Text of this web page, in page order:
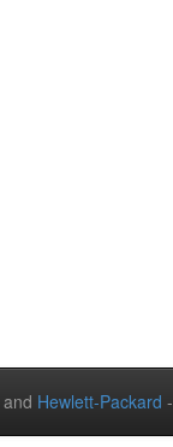
and Hewlett-Packard -